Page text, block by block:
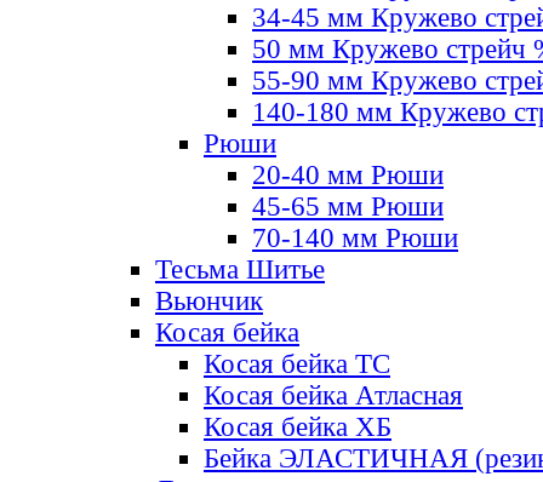
34-45 мм Кружево
50 мм Кружево стрейч
55-90 мм Кружево
140-180 мм Кружево
Рюши
20-40 мм Рюши
45-65 мм Рюши
70-140 мм Рюши
Тесьма Шитье
Вьюнчик
Косая бейка
Косая бейка ТС
Косая бейка Атласная
Косая бейка ХБ
Бейка ЭЛАСТИЧНАЯ